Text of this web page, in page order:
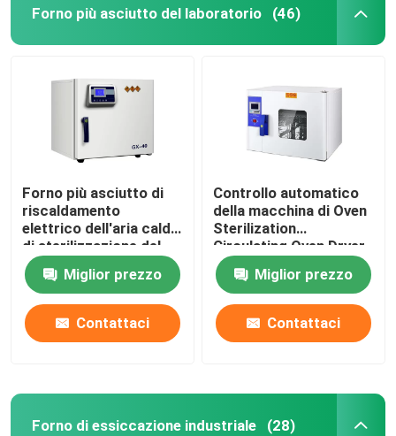
Forno più asciutto del laboratorio (46)
Forno più asciutto di
riscaldamento
elettrico dell'aria calda
di sterilizzazione del
forno SUS304 del
laboratorioMiglior prezzo
Contattaci
Controllo automatico
della macchina di Oven
Sterilization
Circulating Oven Dryer
dell'aria calda di DHG
Miglior prezzo
Contattaci
Forno di essiccazione industriale (28)